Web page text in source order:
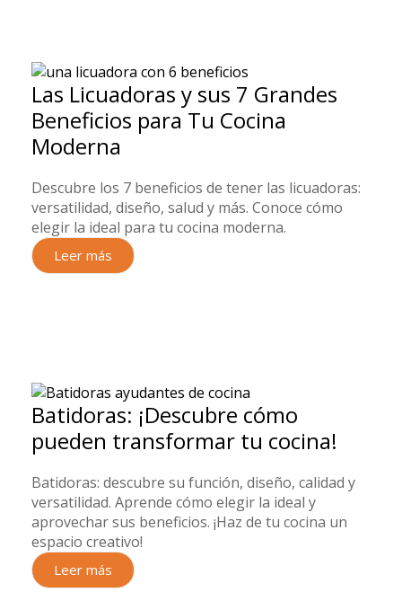
Las Licuadoras y sus 7 Grandes
Beneficios para Tu Cocina
Moderna
Descubre los 7 beneficios de tener las licuadoras:
versatilidad, diseño, salud y más. Conoce cómo
elegir la ideal para tu cocina moderna.
Leer más
Batidoras: ¡Descubre cómo
pueden transformar tu cocina!
Batidoras: descubre su función, diseño, calidad y
versatilidad. Aprende cómo elegir la ideal y
aprovechar sus beneficios. ¡Haz de tu cocina un
espacio creativo!
Leer más